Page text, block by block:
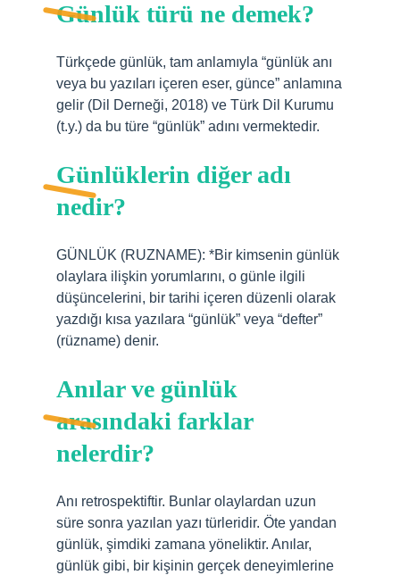
Günlük türü ne demek?
Türkçede günlük, tam anlamıyla “günlük anı
veya bu yazıları içeren eser, günce” anlamına
gelir (Dil Derneği, 2018) ve Türk Dil Kurumu
(t.y.) da bu türe “günlük” adını vermektedir.
Günlüklerin diğer adı
nedir?
GÜNLÜK (RUZNAME): *Bir kimsenin günlük
olaylara ilişkin yorumlarını, o günle ilgili
düşüncelerini, bir tarihi içeren düzenli olarak
yazdığı kısa yazılara “günlük” veya “defter”
(rüzname) denir.
Anılar ve günlük
arasındaki farklar
nelerdir?
Anı retrospektiftir. Bunlar olaylardan uzun
süre sonra yazılan yazı türleridir. Öte yandan
günlük, şimdiki zamana yöneliktir. Anılar,
günlük gibi, bir kişinin gerçek deneyimlerine